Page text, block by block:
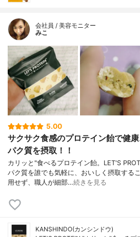
会社員 / 美容モニター
みこ
5.00
サクサク食感のプロテイン飴で健
パク質を摂取！！
カリッと"食べるプロテイン飴。LET'S
パク質を誰でも気軽に、おいしく摂取する
用せず、職人が細部…続きを見る
KANSHINDO(カンシンドウ)